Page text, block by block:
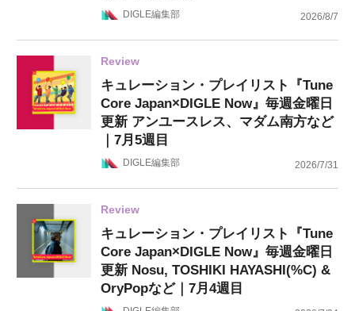
DIGLE編集部 2026/8/7
Review
キュレーション・プレイリスト『Tune
Core Japan×DIGLE Now』毎週金曜日
更新 アンユースレス、マダム南方など
｜7月5週目
DIGLE編集部 2026/7/31
Review
キュレーション・プレイリスト『Tune
Core Japan×DIGLE Now』毎週金曜日
更新 Nosu, TOSHIKI HAYASHI(%C) &
OryPopなど｜7月4週目